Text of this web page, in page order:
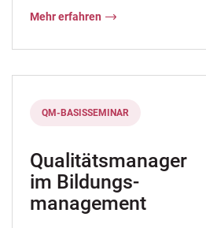
Rechtsgebiete
(DIN EN ISO
Trägerneuzulassung
Mehr erfahren
QM-BASISSEMINAR
Qualitätsmanager
im Bildungs-
management